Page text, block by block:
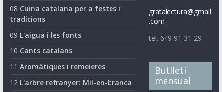
08 Cuina catalana per a festes i
tradicions
09 L'aigua i les fonts
10 Cants catalans
11 Aromàtiques i remeieres
12 L'arbre refranyer: Mil-en-branca
gratalectura@gmail
.com
tel. 649 91 31 29
Butlletí
mensual